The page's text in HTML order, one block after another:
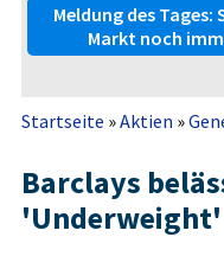
Meldung des Tages:
Markt noch
Startseite »Aktien »
Barclays
'Underweight'